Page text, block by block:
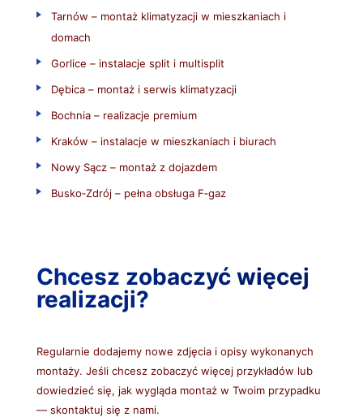
Tarnów – montaż klimatyzacji w mieszkaniach i
domach
Gorlice – instalacje split i multisplit
Dębica – montaż i serwis klimatyzacji
Bochnia – realizacje premium
Kraków – instalacje w mieszkaniach i biurach
Nowy Sącz – montaż z dojazdem
Busko‑Zdrój – pełna obsługa F‑gaz
Chcesz zobaczyć więcej
realizacji?
Regularnie dodajemy nowe zdjęcia i opisy wykonanych
montaży. Jeśli chcesz zobaczyć więcej przykładów lub
dowiedzieć się, jak wygląda montaż w Twoim przypadku
— skontaktuj się z nami.